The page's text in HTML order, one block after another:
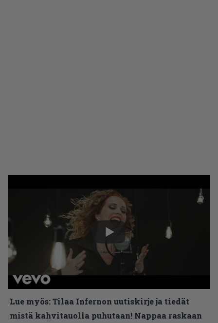
Lue myös:Tilaa Infernon uutiskirje ja tiedät
mistä kahvitauolla puhutaan! Nappaa raskaan